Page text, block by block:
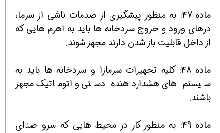
ماده 47: به منظور پیشگیری از صدمات ناشی از سرما،
درهای ورود و خروج سردخانه ها باید به اهرم هایی که
از داخل قابلیت باز شدن دارند مجهز شوند.
ماده 48: کلیه تجهیزات سرمازا و سردخانه ها باید به
سیستم های هشداردهنده دستی و اتوماتیك مجهز
باشند.
ماده 49: به منظور كار در محیط هایی كه سرو صدای